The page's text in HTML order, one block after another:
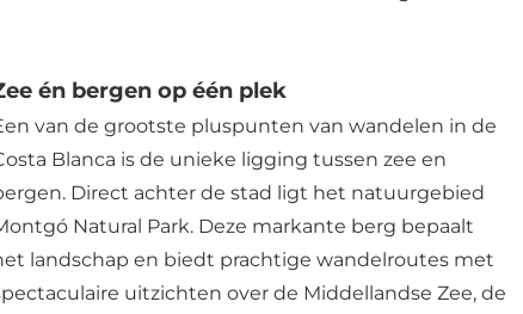
én bergen op één plek
van de grootste pluspunten van wandelen in de
Blanca is de unieke ligging tussen zee en
Direct achter de stad ligt het natuurgebied
Natural Park. Deze markante berg bepaalt
landschap en biedt prachtige wandelroutes met
uitzichten over de Middellandse Zee, de